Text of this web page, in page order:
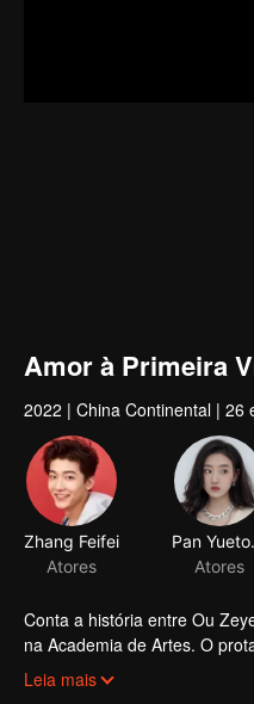
Amor à Primeira
2022 | China Continental | 26
Zhang Feifei
Atores
Atores
Conta a história entre Ou
na Academia de Artes. O
Mas por dentro, ele é como
Leia mais